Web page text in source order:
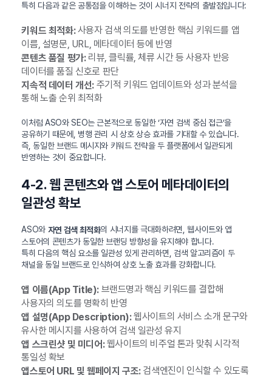
특히 다음과 같은 공통점을 이해하는 것이 시너지 전략의 출발점입니다:
키워드 최적화:사용자 검색 의도를 반영한 핵심 키워드를 앱
이름, 설명문, URL, 메타데이터 등에 반영
콘텐츠 품질 평가:리뷰, 클릭률, 체류 시간 등 사용자 반응
데이터를 품질 신호로 판단
지속적 데이터 개선:주기적 키워드 업데이트와 성과 분석을
통해 노출 순위 최적화
이처럼 ASO와 SEO는 근본적으로 동일한 ‘자연 검색 중심 접근’을
공유하기 때문에, 병행 관리 시 상호 상승 효과를 기대할 수 있습니다.
즉, 동일한 브랜드 메시지와 키워드 전략을 두 플랫폼에서 일관되게
반영하는 것이 중요합니다.
4-2. 웹 콘텐츠와 앱 스토어 메타데이터의
일관성 확보
ASO와 자연 검색 최적화의 시너지를 극대화하려면, 웹사이트와 앱
스토어의 콘텐츠가 동일한 브랜딩 방향성을 유지해야 합니다.
특히 다음의 핵심 요소를 일관성 있게 관리하면, 검색 알고리즘이 두
채널을 동일 브랜드로 인식하여 상호 노출 효과를 강화합니다.
앱 이름(App Title):브랜드명과 핵심 키워드를 결합해
사용자의 의도를 명확히 반영
앱 설명(App Description):웹사이트의 서비스 소개 문구와
유사한 메시지를 사용하여 검색 일관성 유지
앱 스크린샷 및 미디어:웹사이트의 비주얼 톤과 맞춰 시각적
통일성 확보
앱스토어 URL 및 웹페이지 구조:검색엔진이 인식할 수 있도록